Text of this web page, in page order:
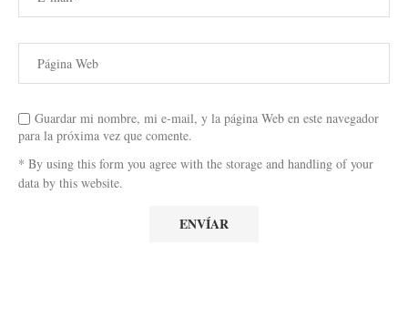
Guardar mi nombre, mi e-mail, y la página Web en este navegador
para la próxima vez que comente.
* By using this form you agree with the storage and handling of your
data by this website.